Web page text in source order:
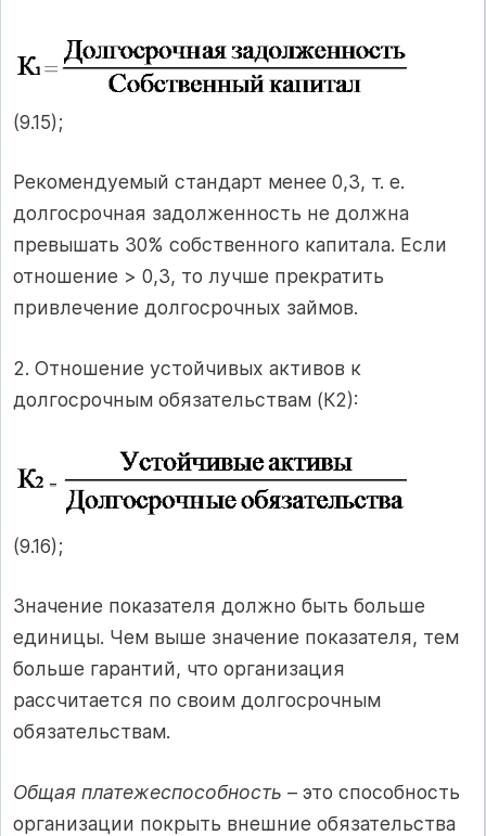
(9.15);
Рекомендуемый стандарт менее 0,3, т. е.
долгосрочная задолженность не должна
превышать 30% собственного капитала. Если
отношение > 0,3, то лучше прекратить
привлечение долгосрочных займов.
2. Отношение устойчивых активов к
долгосрочным обязательствам (К2):
(9.16);
Значение показателя должно быть больше
единицы. Чем выше значение показателя, тем
больше гарантий, что организация
рассчитается по своим долгосрочным
обязательствам.
Общая платежеспособность – это способность
организации покрыть внешние обязательства